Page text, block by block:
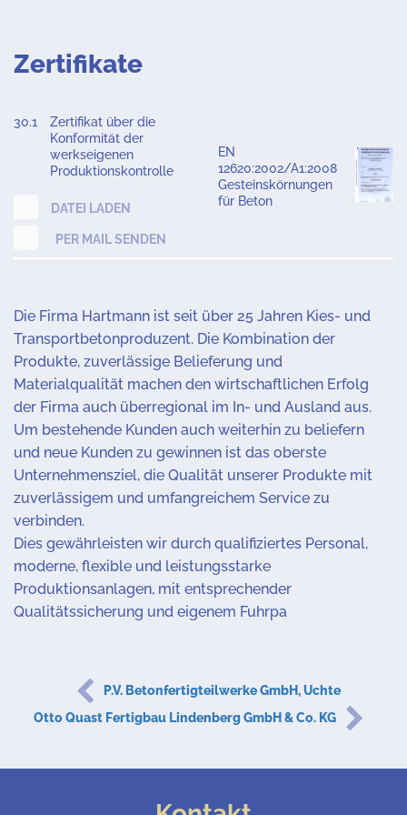
Zertifikate
30.1
Zertifikat über die
Konformität der
werkseigenen
Produktionskontrolle
DATEI LADEN
PER MAIL SENDEN
EN
12620:2002/A1:2008
Gesteinskörnungen
für Beton
Die Firma Hartmann ist seit über 25 Jahren Kies- und
Transportbetonproduzent. Die Kombination der
Produkte, zuverlässige Belieferung und
Materialqualität machen den wirtschaftlichen Erfolg
der Firma auch überregional im In- und Ausland aus.
Um bestehende Kunden auch weiterhin zu beliefern
und neue Kunden zu gewinnen ist das oberste
Unternehmensziel, die Qualität unserer Produkte mit
zuverlässigem und umfangreichem Service zu
verbinden.
Dies gewährleisten wir durch qualifiziertes Personal,
moderne, flexible und leistungsstarke
Produktionsanlagen, mit entsprechender
Qualitätssicherung und eigenem Fuhrpa
P.V. Betonfertigteilwerke GmbH, Uchte
Otto Quast Fertigbau Lindenberg GmbH & Co. KG